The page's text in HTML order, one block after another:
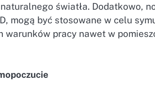
światła. Dodatkowo,
mogą być stosowane w celu
pracy nawet w